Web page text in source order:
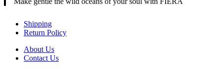
Shipping
Return Policy
About Us
Contact Us